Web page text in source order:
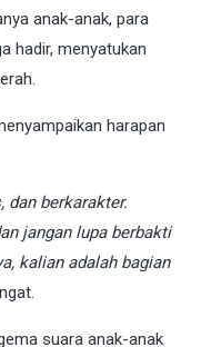
anak-anak, para
hadir, menyatukan
harapan
dan berkarakter.
jangan lupa berbakti
kalian adalah bagian
suara anak-anak